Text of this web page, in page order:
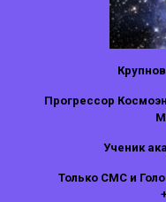
Прогрессор
Ученик
Только СМС и